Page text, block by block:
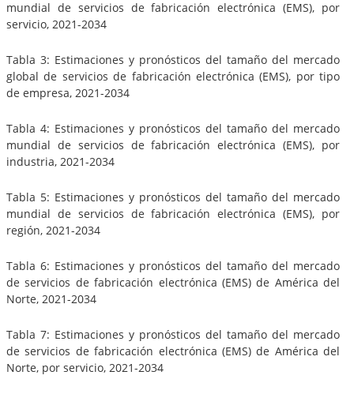
mundial de servicios de fabricación electrónica (EMS), por
servicio, 2021-2034
Tabla 3: Estimaciones y pronósticos del tamaño del mercado
global de servicios de fabricación electrónica (EMS), por tipo
de empresa, 2021-2034
Tabla 4: Estimaciones y pronósticos del tamaño del mercado
mundial de servicios de fabricación electrónica (EMS), por
industria, 2021-2034
Tabla 5: Estimaciones y pronósticos del tamaño del mercado
mundial de servicios de fabricación electrónica (EMS), por
región, 2021-2034
Tabla 6: Estimaciones y pronósticos del tamaño del mercado
de servicios de fabricación electrónica (EMS) de América del
Norte, 2021-2034
Tabla 7: Estimaciones y pronósticos del tamaño del mercado
de servicios de fabricación electrónica (EMS) de América del
Norte, por servicio, 2021-2034